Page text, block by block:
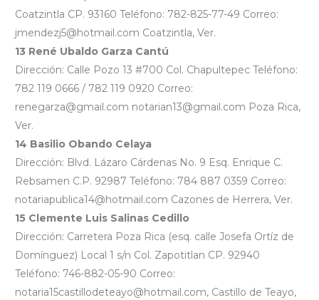
Coatzintla CP. 93160 Teléfono: 782-825-77-49 Correo:
jmendezj5@hotmail.com Coatzintla, Ver.
13 René Ubaldo Garza Cantú
Dirección: Calle Pozo 13 #700 Col. Chapultepec Teléfono:
782 119 0666 / 782 119 0920 Correo:
renegarza@gmail.com notarian13@gmail.com Poza Rica,
Ver.
14 Basilio Obando Celaya
Dirección: Blvd. Lázaro Cárdenas No. 9 Esq. Enrique C.
Rebsamen C.P. 92987 Teléfono: 784 887 0359 Correo:
notariapublica14@hotmail.com Cazones de Herrera, Ver.
15 Clemente Luis Salinas Cedillo
Dirección: Carretera Poza Rica (esq. calle Josefa Ortíz de
Domínguez) Local 1 s/n Col. Zapotitlan CP. 92940
Teléfono: 746-882-05-90 Correo:
notaria15castillodeteayo@hotmail.com, Castillo de Teayo,